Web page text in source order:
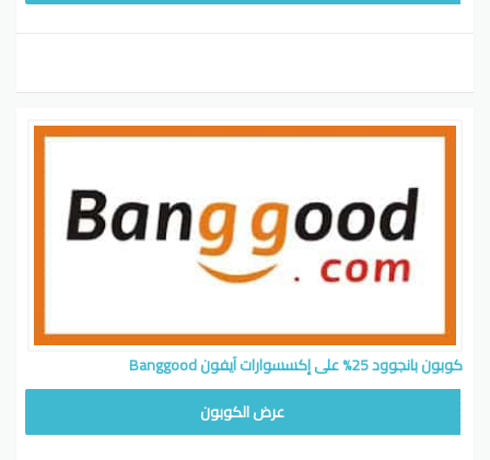
كوبون بانجوود 25% على إكسسوارات آيفون Banggood
عرض الكوبون